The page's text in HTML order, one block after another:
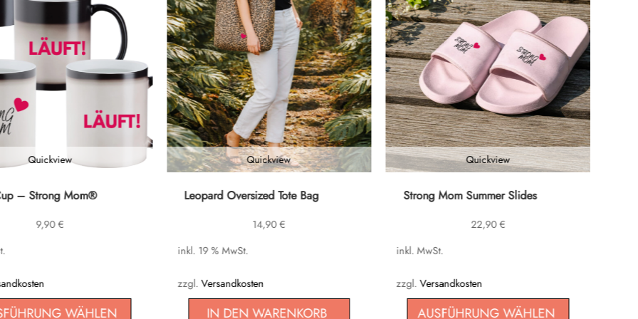
Quickview
– Strong Mom®
9,90€
WÄHLEN
Quickview
Leopard Oversized Tote Bag
14,90€
inkl. 19 % MwSt.
zzgl.Versandkosten
IN DEN WARENKORB
Quickview
Strong Mom Summer Slides
22,90€
inkl. MwSt.
zzgl.Versandkosten
AUSFÜHRUNG WÄHLEN
Dieses
mehrere
auf.
Die